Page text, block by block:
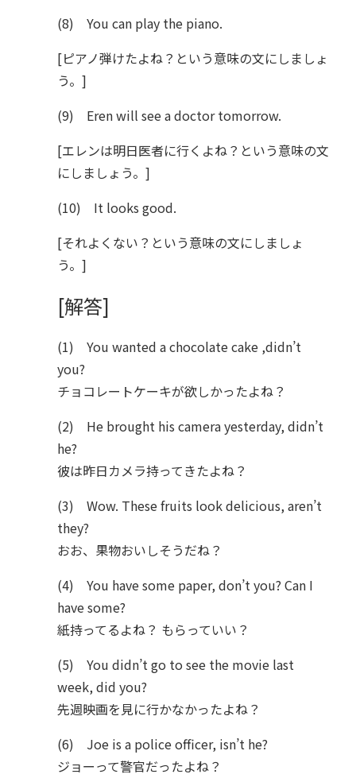
(8) You can play the piano.
[ピアノ弾けたよね？という意味の文にしましょ
う。]
(9) Eren will see a doctor tomorrow.
[エレンは明日医者に行くよね？という意味の文
にしましょう。]
(10) It looks good.
[それよくない？という意味の文にしましょ
う。]
[解答]
(1) You wanted a chocolate cake ,didn’t
you?
チョコレートケーキが欲しかったよね？
(2) He brought his camera yesterday, didn’t
he?
彼は昨日カメラ持ってきたよね？
(3) Wow. These fruits look delicious, aren’t
they?
おお、果物おいしそうだね？
(4) You have some paper, don’t you? Can I
have some?
紙持ってるよね？ もらっていい？
(5) You didn’t go to see the movie last
week, did you?
先週映画を見に行かなかったよね？
(6) Joe is a police officer, isn’t he?
ジョーって警官だったよね？